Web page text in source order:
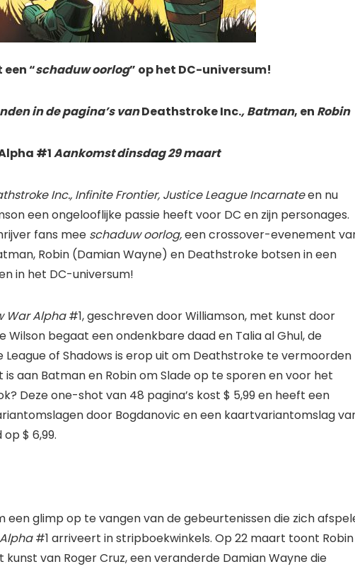
“schaduw oorlog” op het DC-universum!
in de pagina’s vanDeathstroke Inc., Batman, en Robin
#1Aankomst dinsdag 29 maart
Inc., Infinite Frontier, Justice League Incarnateen nu
een ongelooflijke passie heeft voor DC en zijn personages.
fans mee schaduw oorlog,een crossover-evenement
Robin (Damian Wayne) en Deathstroke botsen in een
in het DC-universum!
War Alpha#1, geschreven door Williamson, met kunst door
Wilson begaat een ondenkbare daad en Talia al Ghul, de
of Shadows is erop uit om Deathstroke te vermoorden
aan Batman en Robin om Slade op te sporen en voor het
Deze one-shot van 48 pagina’s kost $ 5,99 en heeft een
door Bogdanovic en een kaartvariantomslag
$ 6,99.
een ​​glimp op te vangen van de gebeurtenissen die zich
#1 arriveert in stripboekwinkels. Op 22 maart toont Robin
van Roger Cruz, een veranderde Damian Wayne die